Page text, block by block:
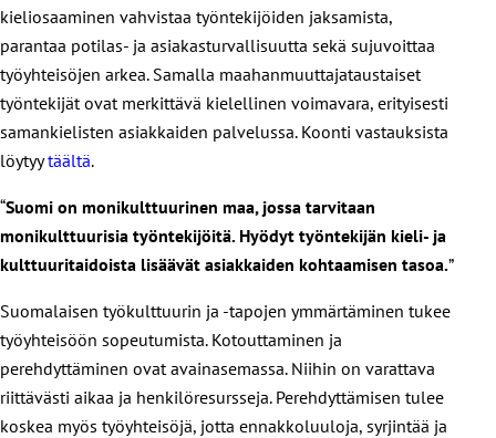
kieliosaaminen vahvistaa työntekijöiden jaksamista,
parantaa potilas- ja asiakasturvallisuutta sekä sujuvoittaa
työyhteisöjen arkea. Samalla maahanmuuttajataustaiset
työntekijät ovat merkittävä kielellinen voimavara, erityisesti
samankielisten asiakkaiden palvelussa. Koonti vastauksista
löytyytäältä.
“Suomi on monikulttuurinen maa, jossa tarvitaan
monikulttuurisia työntekijöitä. Hyödyt työntekijän kieli- ja
kulttuuritaidoista lisäävät asiakkaiden kohtaamisen tasoa.”
Suomalaisen työkulttuurin ja -tapojen ymmärtäminen tukee
työyhteisöön sopeutumista. Kotouttaminen ja
perehdyttäminen ovat avainasemassa. Niihin on varattava
riittävästi aikaa ja henkilöresursseja. Perehdyttämisen tulee
koskea myös työyhteisöjä, jotta ennakkoluuloja, syrjintää ja